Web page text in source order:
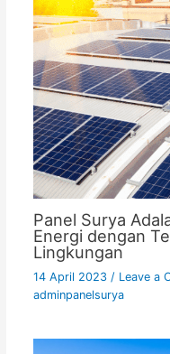
Panel Surya
Energi dengan
Lingkungan
14 April 2023 / Leave a
adminpanelsurya